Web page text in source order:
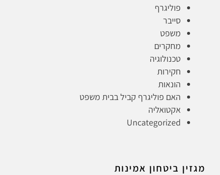
פוליגרף
סייבר
משפט
מחקרים
טכנולוגיה
חקירות
הונאות
האם פוליגרף קביל בבית משפט
אקטואליה
Uncategorized
מגזין ביטחון אמינות